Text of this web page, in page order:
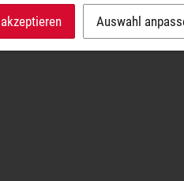
Ø16mm x 73mm, 1 PaarAuswahl